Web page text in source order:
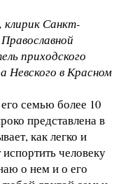
, клирик Санкт-
приходского
Невского в Красном
семью более 10
представлена в
как легко и
человеку
о нем и о его